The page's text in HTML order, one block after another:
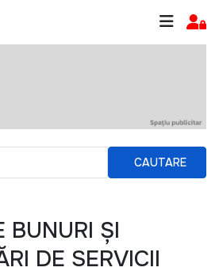
CAUTARE
BUNURI ȘI
DE SERVICII